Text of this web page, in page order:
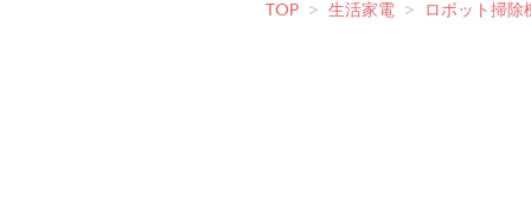
TOP > 生活家電 > ロボット掃除